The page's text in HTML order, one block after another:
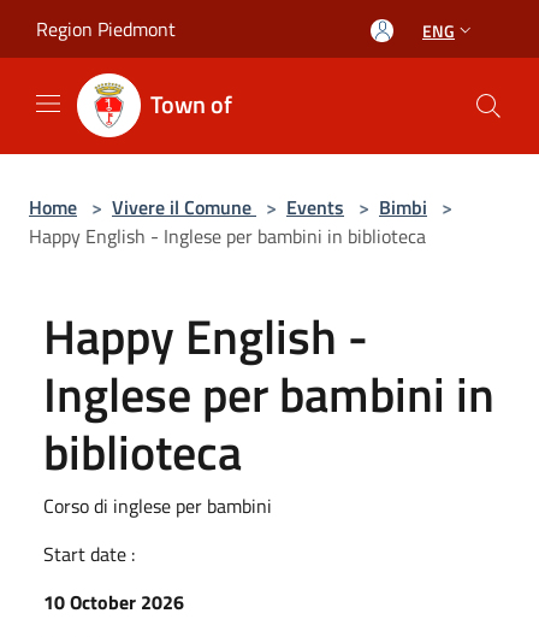
Region Piedmont ENG
Town of
Home > Vivere il Comune > Events > Bimbi >
Happy English - Inglese per bambini in biblioteca
Happy English -
Inglese per bambini in
biblioteca
Corso di inglese per bambini
Start date :
10 October 2026